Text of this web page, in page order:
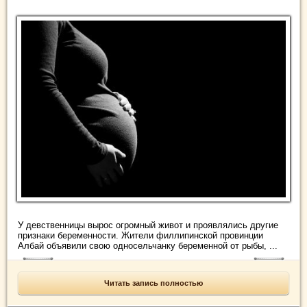
У девственницы вырос огромный живот и проявлялись другие
признаки беременности. Жители филлипинской провинции
Албай объявили свою односельчанку беременной от рыбы, ...
Читать запись полностью